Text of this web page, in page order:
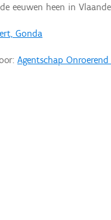
eeuwen heen in
Gonda
Agentschap Onroerend